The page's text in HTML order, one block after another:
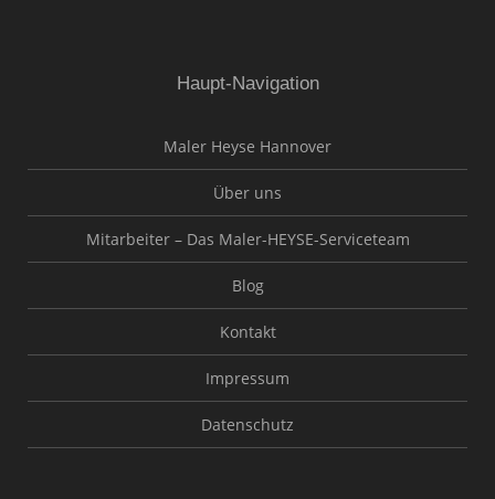
Haupt-Navigation
Maler Heyse Hannover
Über uns
Mitarbeiter – Das Maler-HEYSE-Serviceteam
Blog
Kontakt
Impressum
Datenschutz